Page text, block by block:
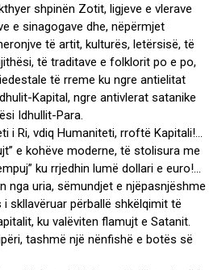
shpinën Zotit, ligjeve e vlerave
e sinagogave dhe, nëpërmjet
të artit, kulturës, letërsisë, të
të traditave e folklorit po e po,
të rreme ku ngre antielitat
Kapital, ngre antivlerat satanike
Idhullit-Para.
i Ri, vdiq Humaniteti, rroftë Kapitali!…
e kohëve moderne, të stolisura me
ku rrjedhin lumë dollari e euro!…
nga uria, sëmundjet e njëpasnjëshme
skllavëruar përballë shkëlqimit të
ku valëviten flamujt e Satanit.
tashmë një nënfishë e botës së